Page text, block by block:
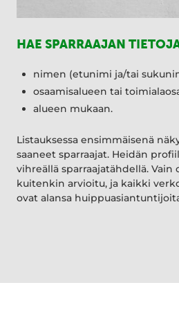
HAE SPARRAAJAN
nimen (etunimi ja/tai
osaamisalueen tai
alueen mukaan.
Listauksessa ensimmäisenä
saaneet sparraajat. Heidän
vihreällä sparraajatähdellä. Vain
kuitenkin arvioitu, ja kaikki
ovat alansa